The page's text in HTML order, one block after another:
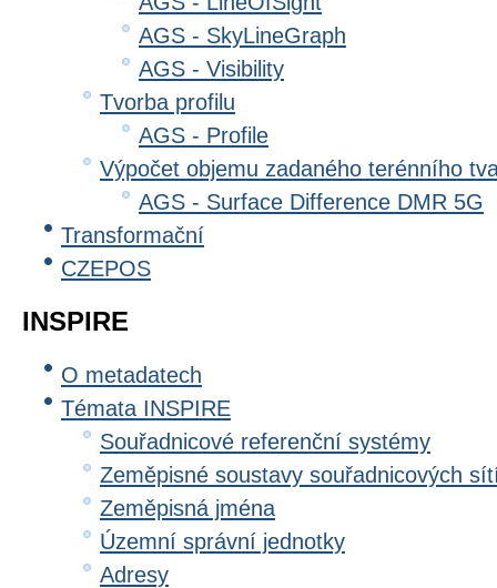
AGS - SkyLineGraph
AGS - Visibility
Tvorba profilu
AGS - Profile
Výpočet objemu zadaného terénního
AGS - Surface Difference DMR 5G
Transformační
CZEPOS
INSPIRE
O metadatech
Témata INSPIRE
Souřadnicové referenční systémy
Zeměpisné soustavy souřadnicových
Zeměpisná jména
Územní správní jednotky
Adresy